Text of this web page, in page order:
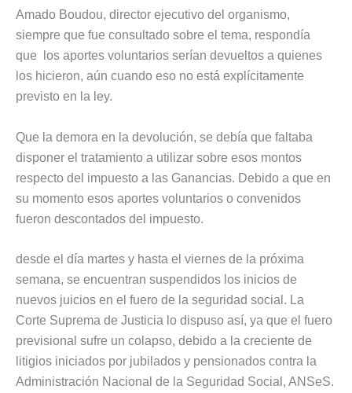
Amado Boudou, director ejecutivo del organismo,
siempre que fue consultado sobre el tema, respondía
que los aportes voluntarios serían devueltos a quienes
los hicieron, aún cuando eso no está explícitamente
previsto en la ley.
Que la demora en la devolución, se debía que faltaba
disponer el tratamiento a utilizar sobre esos montos
respecto del impuesto a las Ganancias. Debido a que en
su momento esos aportes voluntarios o convenidos
fueron descontados del impuesto.
desde el día martes y hasta el viernes de la próxima
semana, se encuentran suspendidos los inicios de
nuevos juicios en el fuero de la seguridad social. La
Corte Suprema de Justicia lo dispuso así, ya que el fuero
previsional sufre un colapso, debido a la creciente de
litigios iniciados por jubilados y pensionados contra la
Administración Nacional de la Seguridad Social, ANSeS.